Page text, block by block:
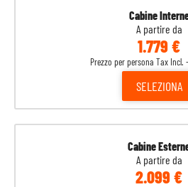
Cabine
A partire da
1.779 €
Prezzo per persona Tax Incl.
SELEZIONA
Cabine
A partire da
2.099 €
Nassau
Port Canaveral
Ocean Cay
Costa Maya